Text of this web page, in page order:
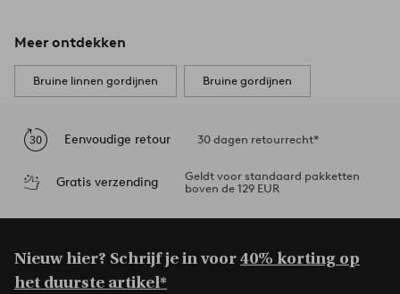
Meer ontdekken
Bruine linnen gordijnen Bruine gordijnen
Eenvoudige retour 30 dagen retourrecht*
Gratis verzending
Geldt voor standaard pakketten
boven de 129 EUR
Nieuw hier? Schrijf je in voor40% korting op
het duurste artikel*